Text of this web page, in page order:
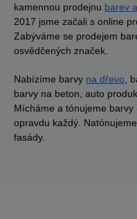
kamennou prodejnu barev
2017 jsme začali s online
Zabýváme se prodejem
osvědčených značek.
Nabízíme barvy na dřevo ,
barvy na beton, auto
Mícháme a tónujeme
opravdu každý.
fasády.